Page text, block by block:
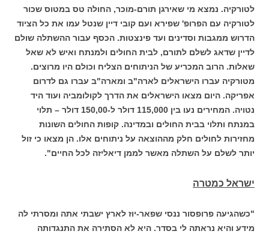
לטורקיה. נמצא מי שאירגן תורם-מוכר, החולה טס במטוס שכור
לטורקיה עם הפרופ' שפירא ועם קובי דיין שנטל עמו את כל הציוד
הדרוש ממגבות וסדינים ועד פינצטות. הכסף עבור ההשתלה שולם
לדיין שדאג לשלם לתורם, לבית החולים ולמנתח ואיש לא שאל
שאלות. הרוב המכריע של הניתוחים הצליח וכולם היו מרוצים.
מטורקיה עברו הישראלים לארה"ב ומארה"ב עברו גם לדרום
אפריקה. היום מצאו הישראלים את הדרך לקולומביה ועוד היד
נטויה. המחירים נעו בין 115,000 דולר ל-150,00 דולר – תלוי
במנתח ותלוי בבית החולים ובמדינה. קופות החולים השונות
מחזירות לחולים חלק מההוצאה על ניתוחים אלו. הן מצאו כי זול
יותר לשלם על השתלה מאשר לממן דיאליזה לכל החיים".
ישראל כמטרה
"כשהגיעה פרופסור ננסי שפאר-יוז לארץ ישבתי אתה ומסרתי לה
מידע והיא נראתה לי בסדר. היא לא הסתירה את התנגדותה